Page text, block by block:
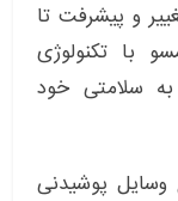
و پیشرفت تا
با تکنولوژی
سلامتی خود
وسایل پوشیدنی